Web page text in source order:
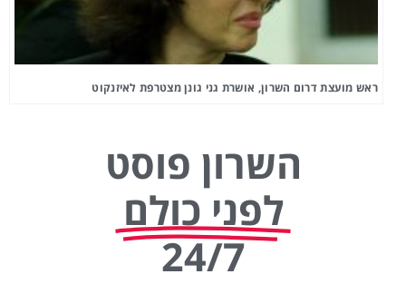
ראש מועצת דרום השרון, אושרת גני גונן מצטרפת לאיזנקוט
השרון פוסט
לפני כולם
24/7